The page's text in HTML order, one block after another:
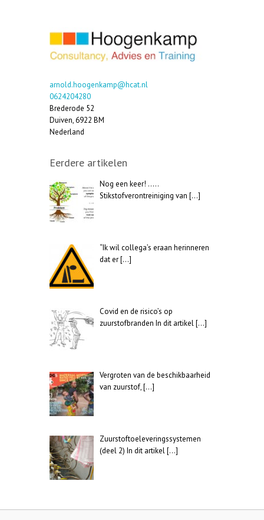
arnold.hoogenkamp@hcat.nl
0624204280
Brederode 52
Duiven,6922 BM
Nederland
Eerdere artikelen
Nog een keer! …..
Stikstofverontreiniging van […]
“Ik wil collega’s eraan herinneren
dat er[…]
Covid en de risico’s op
zuurstofbranden In dit artikel[…]
Vergroten van de beschikbaarheid
van zuurstof,[…]
Zuurstoftoeleveringssystemen
(deel 2) In dit artikel[…]